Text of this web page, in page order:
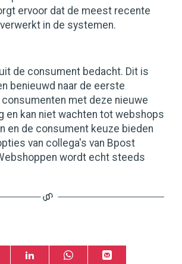
ervoor dat de meest recente
in de systemen.
de consument bedacht. Dit is
benieuwd naar de eerste
consumenten met deze nieuwe
en kan niet wachten tot webshops
en de consument keuze bieden
van collega's van Bpost
wordt echt steeds